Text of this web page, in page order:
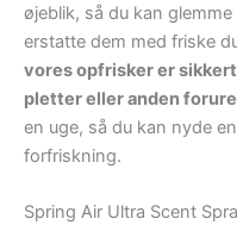
øjeblik, så du kan
erstatte dem med friske
vores opfrisker er
pletter eller anden
en uge, så du kan nyde
forfriskning.
Spring Air Ultra Scent